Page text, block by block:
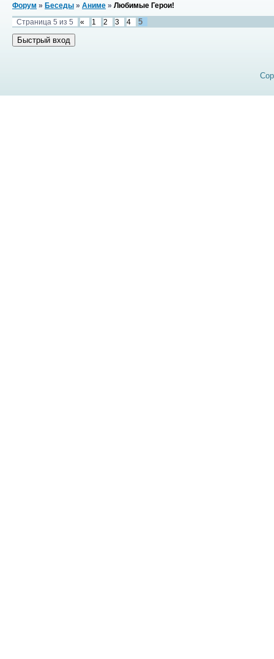
Форум » Беседы » Аниме » Любимые Герои!
Страница 5 из 5 « 1 2 3 4 5